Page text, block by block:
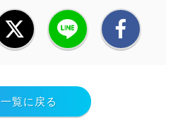
一覧に戻る